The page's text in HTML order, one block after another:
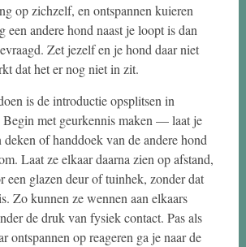
op zichzelf, en ontspannen kuieren
andere hond naast je loopt is dan
Zet jezelf en je hond daar niet
dat het er nog niet in zit.
is de introductie opsplitsen in
Begin met geurkennis maken — laat je
of handdoek van de andere hond
Laat ze elkaar daarna zien op afstand,
een glazen deur of tuinhek, zonder dat
Zo kunnen ze wennen aan elkaars
de druk van fysiek contact. Pas als
ontspannen op reageren ga je naar de